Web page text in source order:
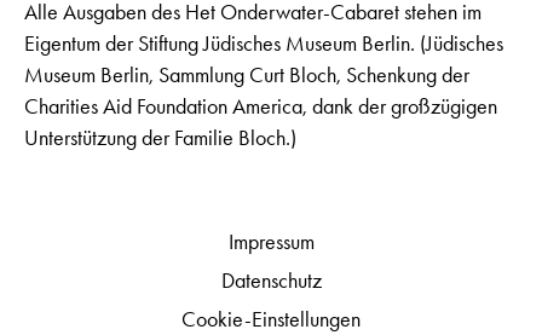
Alle Ausgaben des Het Onderwater-Cabaret stehen im
Eigentum der Stiftung Jüdisches Museum Berlin. (Jüdisches
Museum Berlin, Sammlung Curt Bloch, Schenkung der
Charities Aid Foundation America, dank der großzügigen
Unterstützung der Familie Bloch.)
Impressum
Datenschutz
Cookie-Einstellungen